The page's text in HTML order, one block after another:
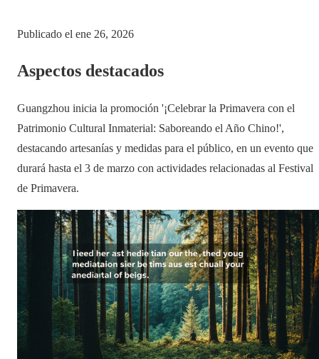
Publicado el ene 26, 2026
Aspectos destacados
Guangzhou inicia la promoción '¡Celebrar la Primavera con el
Patrimonio Cultural Inmaterial: Saboreando el Año Chino!',
destacando artesanías y medidas para el público, en un evento que
durará hasta el 3 de marzo con actividades relacionadas al Festival
de Primavera.